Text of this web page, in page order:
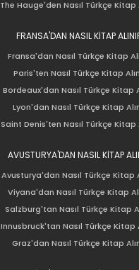
The Hauge'den Nasıl Türkçe Kitap
FRANSA'DAN NASIL KİTAP
Fransa'dan Nasıl Türkçe Kitap
Paris'ten Nasıl Türkçe Kitap
Bordeaux'dan Nasıl Türkçe Kitap
Lyon'dan Nasıl Türkçe Kitap
Saint Denis'ten Nasıl Türkçe Kitap
AVUSTURYA'DAN NASIL KİTAP
Avusturya'dan Nasıl Türkçe Kitap
Viyana'dan Nasıl Türkçe Kitap
Salzburg'tan Nasıl Türkçe Kitap
Innusbruck'tan Nasıl Türkçe Kitap
Graz'dan Nasıl Türkçe Kitap